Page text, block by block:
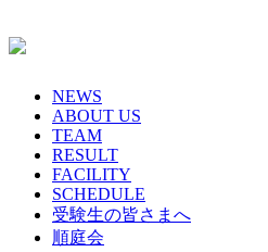
to
NEWS
ABOUT US
TEAM
RESULT
FACILITY
SCHEDULE
受験生の皆さまへ
順庭会